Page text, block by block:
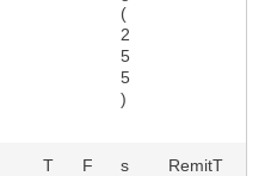
(
2
5
5
)
T
F
s
RemitT